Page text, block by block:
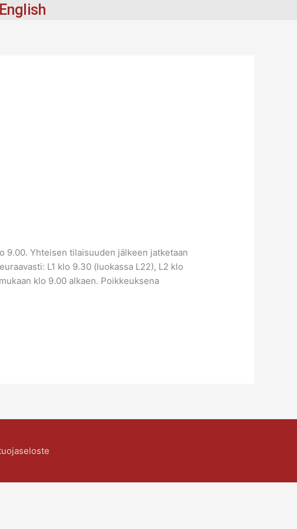
Yhteisen tilaisuuden jälkeen jatketaan
L1 klo 9.30 (luokassa L22), L2 klo
klo 9.00 alkaen. Poikkeuksena